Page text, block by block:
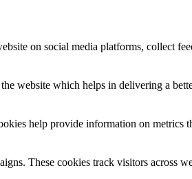
on social media platforms, collect
website which helps in delivering a
help provide information on metrics
These cookies track visitors across